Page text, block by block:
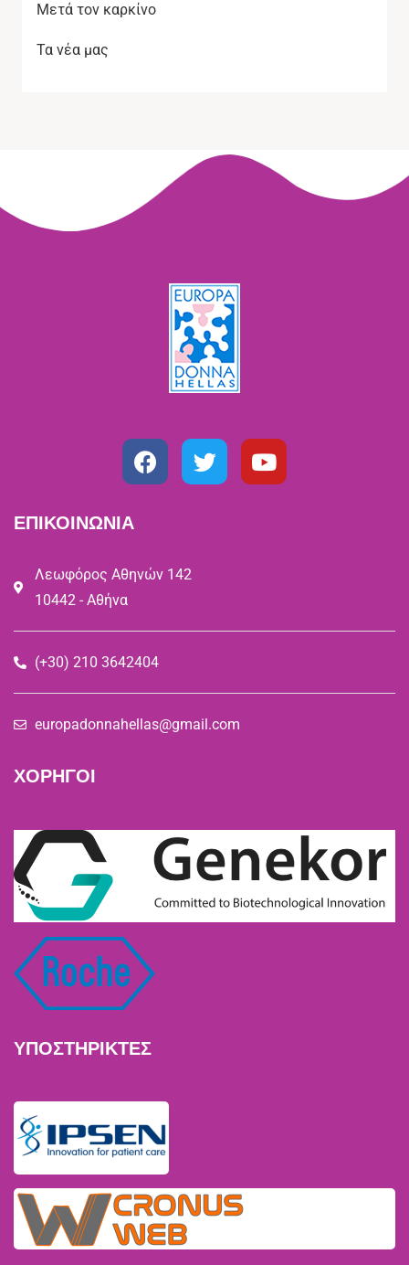
Μετά τον καρκίνο
Τα νέα μας
ΕΠΙΚΟΙΝΩΝΙΑ
Λεωφόρος Αθηνών 142
10442 - Αθήνα
(+30) 210 3642404
europadonnahellas@gmail.com
ΧΟΡΗΓΟΙ
ΥΠΟΣΤΗΡΙΚΤΕΣ